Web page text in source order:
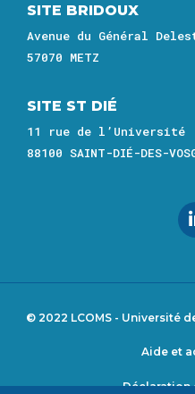
SITE BRIDOUX
Avenue du Général
57070 METZ
SITE ST DIÉ
11 rue de l’Université
88100 SAINT-DIÉ-DES-
© 2022 LCOMS - Université
Aide et
Déclaration